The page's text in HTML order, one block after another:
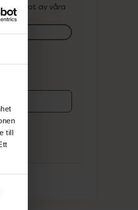
till
något av våra